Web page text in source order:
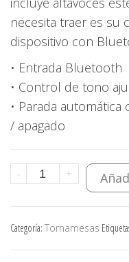
necesita traer es su
dispositivo con
• Entrada Bluetooth
• Control de tono
• Parada
/ apagado
-
Crosley
Wh
+
Categoría: Tornamesas